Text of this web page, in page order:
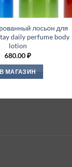
лосьон для
daily perfume body
lotion
680.00₽
В МАГАЗИН